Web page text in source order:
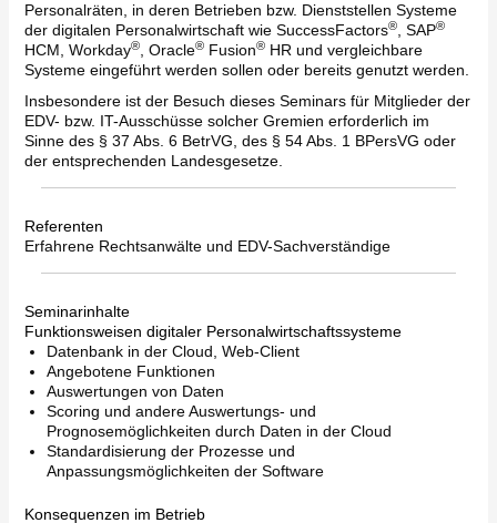
Personalräten, in deren Betrieben bzw. Dienststellen Systeme
der digitalen Personalwirtschaft wie SuccessFactors®, SAP®
HCM, Workday®, Oracle®Fusion®HR und vergleichbare
Systeme eingeführt werden sollen oder bereits genutzt werden.
Insbesondere ist der Besuch dieses Seminars für Mitglieder der
EDV- bzw. IT-Ausschüsse solcher Gremien erforderlich im
Sinne des § 37 Abs. 6 BetrVG, des § 54 Abs. 1 BPersVG oder
der entsprechenden Landesgesetze.
Referenten
Erfahrene Rechtsanwälte und EDV-Sachverständige
Seminarinhalte
Funktionsweisen digitaler Personalwirtschaftssysteme
Datenbank in der Cloud, Web-Client
Angebotene Funktionen
Auswertungen von Daten
Scoring und andere Auswertungs- und
Prognosemöglichkeiten durch Daten in der Cloud
Standardisierung der Prozesse und
Anpassungsmöglichkeiten der Software
Konsequenzen im Betrieb